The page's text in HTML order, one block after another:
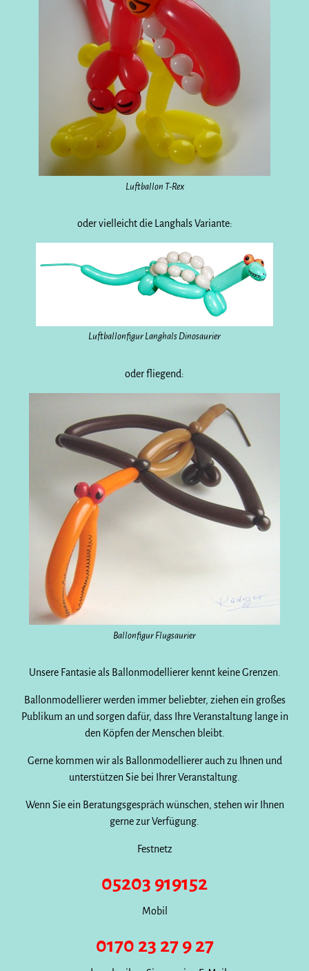
Luftballon T-Rex
oder vielleicht die Langhals Variante:
Luftballonfigur Langhals Dinosaurier
oder fliegend:
Ballonfigur Flugsaurier
Unsere Fantasie als Ballonmodellierer kennt keine Grenzen.
Ballonmodellierer werden immer beliebter, ziehen ein großes
Publikum an und sorgen dafür, dass Ihre Veranstaltung lange in
den Köpfen der Menschen bleibt.
Gerne kommen wir als Ballonmodellierer auch zu Ihnen und
unterstützen Sie bei Ihrer Veranstaltung.
Wenn Sie ein Beratungsgespräch wünschen, stehen wir Ihnen
gerne zur Verfügung.
Festnetz
05203 919152
Mobil
0170 23 27 9 27